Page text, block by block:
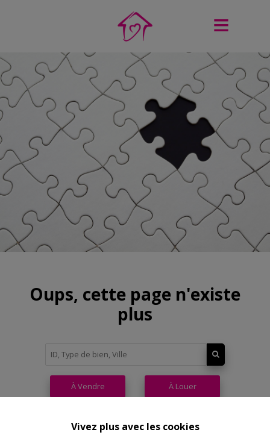
Vivez plus avec les cookies
Oups, cette page n'existe
plus
À Vendre À Louer